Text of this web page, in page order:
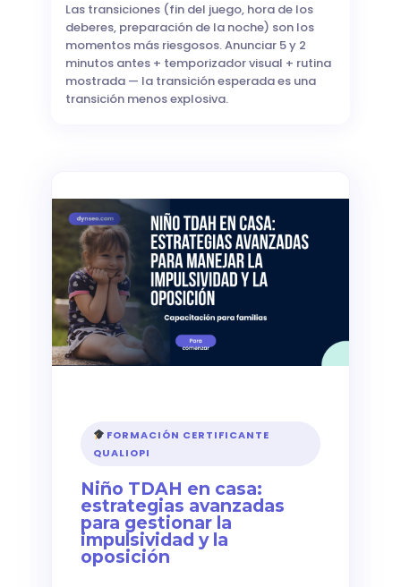
Las transiciones (fin del juego, hora de los
deberes, preparación de la noche) son los
momentos más riesgosos. Anunciar 5 y 2
minutos antes + temporizador visual + rutina
mostrada — la transición esperada es una
transición menos explosiva.
FORMACIÓN CERTIFICANTE
QUALIOPI
Niño TDAH en casa:
estrategias avanzadas
para gestionar la
impulsividad y la
oposición